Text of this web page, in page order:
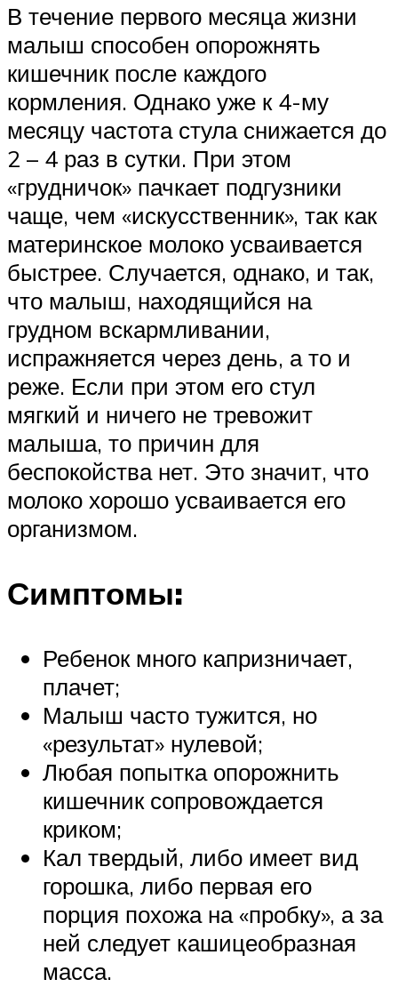
В течение первого месяца жизни
малыш способен опорожнять
кишечник после каждого
кормления. Однако уже к 4-му
месяцу частота стула снижается до
2 – 4 раз в сутки. При этом
«грудничок» пачкает подгузники
чаще, чем «искусственник», так как
материнское молоко усваивается
быстрее. Случается, однако, и так,
что малыш, находящийся на
грудном вскармливании,
испражняется через день, а то и
реже. Если при этом его стул
мягкий и ничего не тревожит
малыша, то причин для
беспокойства нет. Это значит, что
молоко хорошо усваивается его
организмом.
Симптомы:
Ребенок много капризничает,
плачет;
Малыш часто тужится, но
«результат» нулевой;
Любая попытка опорожнить
кишечник сопровождается
криком;
Кал твердый, либо имеет вид
горошка, либо первая его
порция похожа на «пробку», а за
ней следует кашицеобразная
масса.